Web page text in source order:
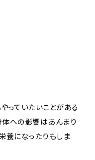
っていたいことがある
体への影響はあんまり
養になったりもしま